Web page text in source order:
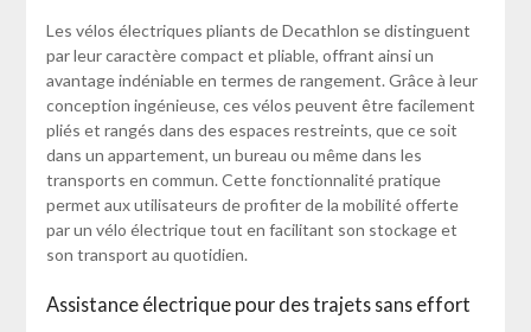
Les vélos électriques pliants de Decathlon se distinguent
par leur caractère compact et pliable, offrant ainsi un
avantage indéniable en termes de rangement. Grâce à leur
conception ingénieuse, ces vélos peuvent être facilement
pliés et rangés dans des espaces restreints, que ce soit
dans un appartement, un bureau ou même dans les
transports en commun. Cette fonctionnalité pratique
permet aux utilisateurs de profiter de la mobilité offerte
par un vélo électrique tout en facilitant son stockage et
son transport au quotidien.
Assistance électrique pour des trajets sans effort